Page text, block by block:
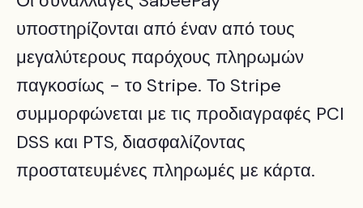
υποστηρίζονται από έναν από τους
μεγαλύτερους παρόχους πληρωμών
παγκοσίως - το Stripe. Το Stripe
συμμορφώνεται με τις προδιαγραφές PCI
DSS και PTS, διασφαλίζοντας
προστατευμένες πληρωμές με κάρτα.